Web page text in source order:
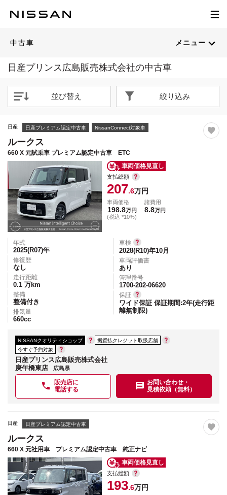
中古車 メニュー
日産プリンス広島販売株式会社の中古車
並び替え 絞り込み
56
閉じる
日産 日産プレミアム認定中古車 NissanConnect対象車
ルークス
660 X 元試乗車 プレミアム認定中古車 ETC
車両価格見直し
支払総額
207.6万円
車両価格
198.8万円
(税込 *10%)
諸費用
8.8万円
年式
2025(R07)年
修復歴
なし
走行距離
0.1 万km
整備
整備付き
排気量
660cc
車検
2028(R10)年10月
車両評価書
あり
管理番号
1700-202-06620
保証
ワイド保証 保証期間:2年(走行距
離無制限)
NISSANクオリティショップ
据置払クレジット取扱店舗
今すぐ予約対象
日産プリンス広島販売株式会社
庚午橋東店
広島県
販売店に
電話する
お問い合わせ・
見積依頼（無料）
55
閉じる
日産 日産プレミアム認定中古車
ルークス
660 X 元社用車 プレミアム認定中古車 純正ナビ
車両価格見直し
支払総額
193.6万円
65
閉じる 40
閉じる 43
閉じる 56
閉じる 51
閉じる 69
閉じる 59
閉じる 38
閉じる 64
閉じる 62
閉じる 59
閉じる 61
閉じる 61
閉じる 38
閉じる 46
閉じる 65
閉じる 57
閉じる 55
閉じる